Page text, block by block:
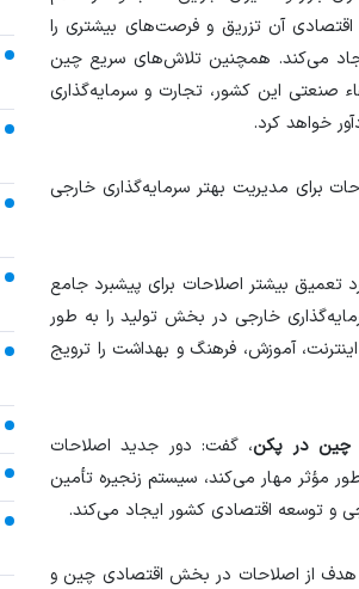
آن تزریق و فرصت‌های بیشتری را
می‌کند. همچنین تلاش‌های سریع چین
صنعتی این کشور، تجارت و سرمایه‌گذاری
خواهد کرد.
مدیریت بهتر سرمایه‌گذاری خارجی
بیشتر اصلاحات برای پیشبرد جامع
خارجی در بخش تولید را به طور
آموزش، فرهنگ و بهداشت را ترویج
چین در پکن، گفت: دور جدید اصلاحات
مؤثر مهار می‌کند، سیستم زنجیره تأمین
و توسعه اقتصادی کشور ایجاد می‌کند.
از اصلاحات در بخش اقتصادی چین و